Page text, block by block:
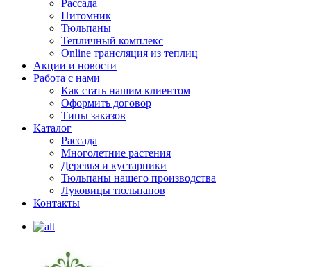
Рассада
Питомник
Тюльпаны
Тепличный комплекс
Online трансляция из теплиц
Акции и новости
Работа с нами
Как стать нашим клиентом
Оформить договор
Типы заказов
Каталог
Рассада
Многолетние растения
Деревья и кустарники
Тюльпаны нашего производства
Луковицы тюльпанов
Контакты